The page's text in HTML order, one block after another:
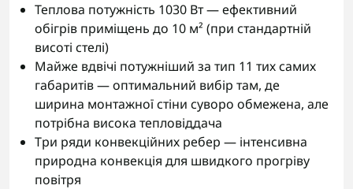
Теплова потужність 1030 Вт — ефективний
обігрів приміщень до 10 м² (при стандартній
висоті стелі)
Майже вдвічі потужніший за тип 11 тих самих
габаритів — оптимальний вибір там, де
ширина монтажної стіни суворо обмежена, але
потрібна висока тепловіддача
Три ряди конвекційних ребер — інтенсивна
природна конвекція для швидкого прогріву
повітря